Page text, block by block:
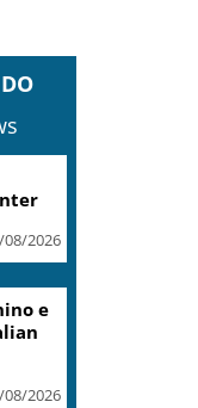
08/2026
e
08/2026